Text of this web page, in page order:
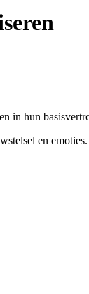
in hun
en